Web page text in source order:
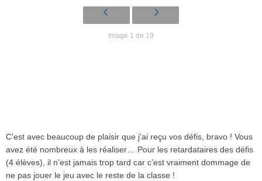
Image 1 de 19
C’est avec beaucoup de plaisir que j’ai reçu vos défis, bravo ! Vous
avez été nombreux à les réaliser… Pour les retardataires des défis
(4 élèves), il n’est jamais trop tard car c’est vraiment dommage de
ne pas jouer le jeu avec le reste de la classe !